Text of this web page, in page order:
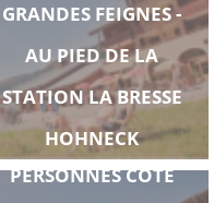
GRANDES FEIGNES -
AU PIED DE LA
STATION LA BRESSE
HOHNECK
APPARTEMENT 6
PERSONNES CÔTÉ